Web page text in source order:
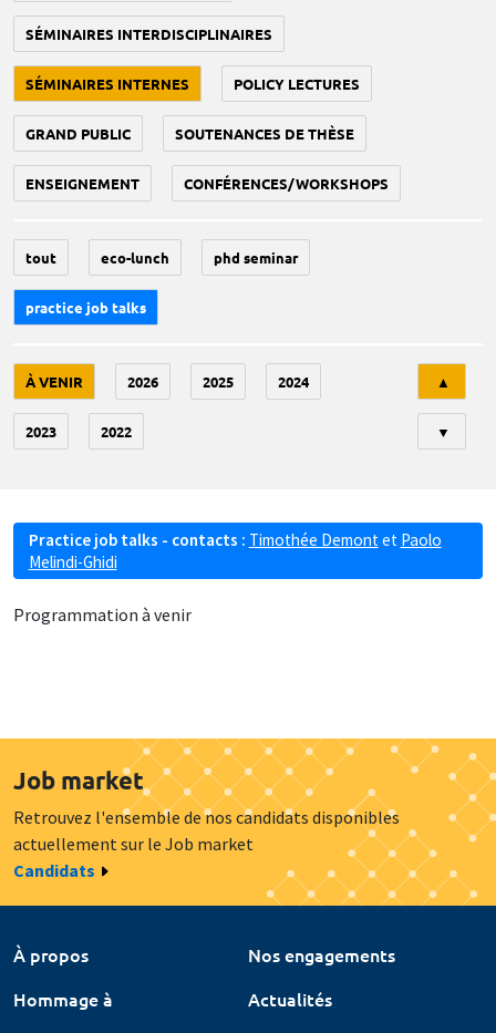
SÉMINAIRES INTERDISCIPLINAIRES
SÉMINAIRES INTERNES POLICY LECTURES
GRAND PUBLIC SOUTENANCES DE THÈSE
ENSEIGNEMENT CONFÉRENCES/WORKSHOPS
tout eco-lunch phd seminar
practice job talks
À VENIR 2026 2025 2024
2023 2022
▲
▼
Practice job talks - contacts : Timothée Demont et Paolo
Melindi-Ghidi
Programmation à venir
Job market
Retrouvez l'ensemble de nos candidats disponibles
actuellement sur le Job market
Candidats
À propos
Nos engagements
Hommage à
Actualités